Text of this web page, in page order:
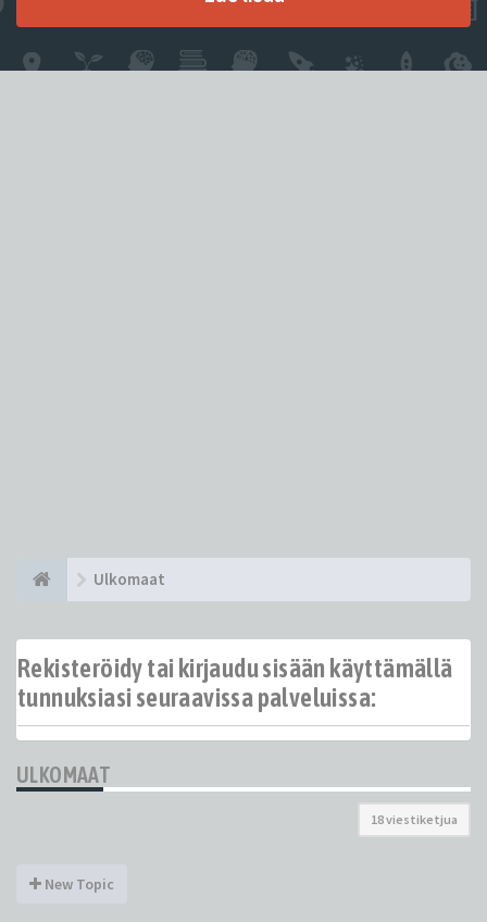
Ulkomaat
Rekisteröidy tai kirjaudu sisään käyttämällä
tunnuksiasi seuraavissa palveluissa:
ULKOMAAT
18 viestiketjua
New Topic